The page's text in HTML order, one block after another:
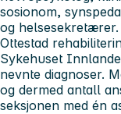
sosionom,
og helsesekretærer.
Ottestad
Sykehuset
nevnte diagnoser.
og dermed antall
seksjonen med én